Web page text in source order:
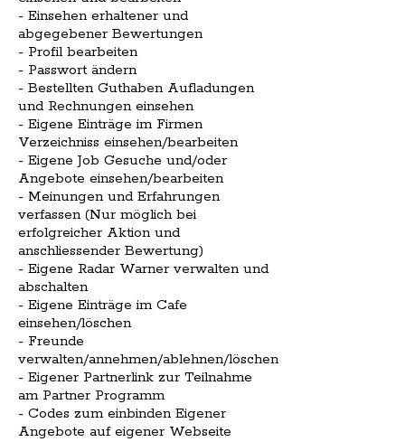
- Einsehen erhaltener und
abgegebener Bewertungen
- Profil bearbeiten
- Passwort ändern
- Bestellten Guthaben Aufladungen
und Rechnungen einsehen
- Eigene Einträge im Firmen
Verzeichniss einsehen/bearbeiten
- Eigene Job Gesuche und/oder
Angebote einsehen/bearbeiten
- Meinungen und Erfahrungen
verfassen (Nur möglich bei
erfolgreicher Aktion und
anschliessender Bewertung)
- Eigene Radar Warner verwalten und
abschalten
- Eigene Einträge im Cafe
einsehen/löschen
- Freunde
verwalten/annehmen/ablehnen/löschen
- Eigener Partnerlink zur Teilnahme
am Partner Programm
- Codes zum einbinden Eigener
Angebote auf eigener Webseite